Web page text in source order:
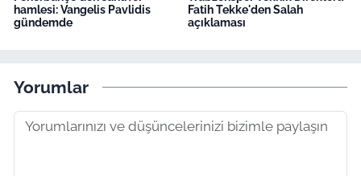
hamlesi: Vangelis Pavlidis
gündemde
Fatih Tekke'den Salah
açıklaması
Yorumlar